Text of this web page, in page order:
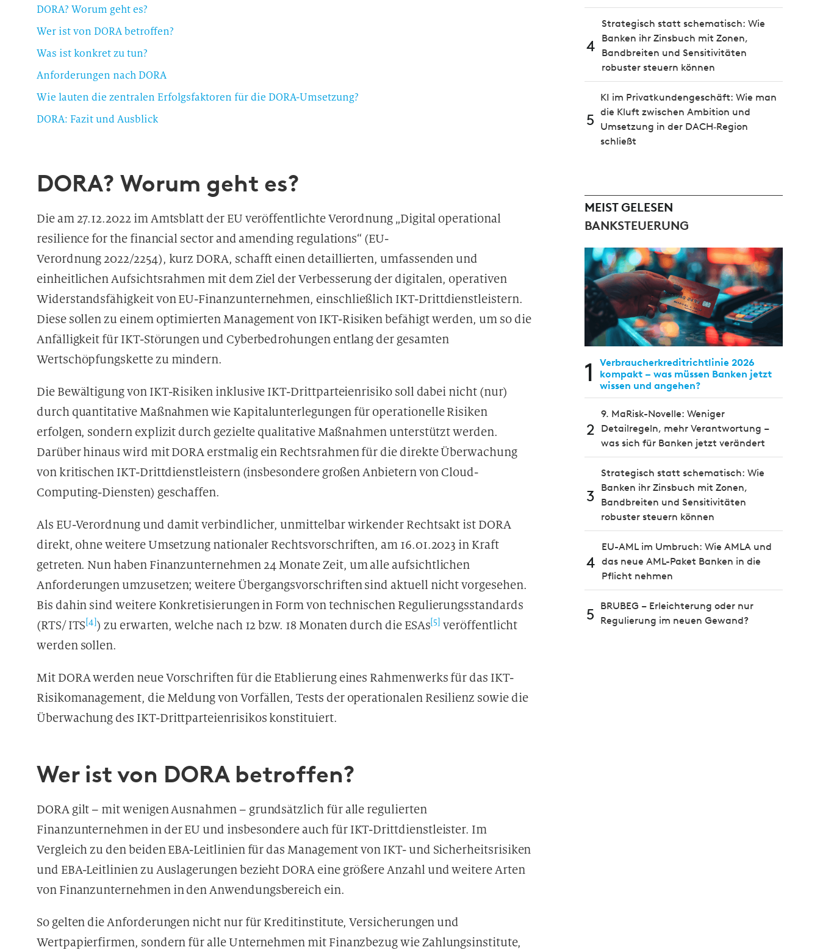
DORA? Worum geht es?
Wer ist von DORA betroffen?
Was ist konkret zu tun?
Anforderungen nach DORA
Wie lauten die zentralen Erfolgsfaktoren für die DORA-Umsetzung?
DORA: Fazit und Ausblick
DORA? Worum geht es?
Die am 27.12.2022 im Amtsblatt der EU veröffentlichte Verordnung „Digital operational
resilience for the financial sector and amending regulations“ (EU-
Verordnung 2022/2254), kurz DORA, schafft einen detaillierten, umfassenden und
einheitlichen Aufsichtsrahmen mit dem Ziel der Verbesserung der digitalen, operativen
Widerstandsfähigkeit von EU-Finanzunternehmen, einschließlich IKT-Drittdienstleistern.
Diese sollen zu einem optimierten Management von IKT-Risiken befähigt werden, um so die
Anfälligkeit für IKT-Störungen und Cyberbedrohungen entlang der gesamten
Wertschöpfungskette zu mindern.
Die Bewältigung von IKT-Risiken inklusive IKT-Drittparteienrisiko soll dabei nicht (nur)
durch quantitative Maßnahmen wie Kapitalunterlegungen für operationelle Risiken
erfolgen, sondern explizit durch gezielte qualitative Maßnahmen unterstützt werden.
Darüber hinaus wird mit DORA erstmalig ein Rechtsrahmen für die direkte Überwachung
von kritischen IKT-Drittdienstleistern (insbesondere großen Anbietern von Cloud-
Computing-Diensten) geschaffen.
Als EU-Verordnung und damit verbindlicher, unmittelbar wirkender Rechtsakt ist DORA
direkt, ohne weitere Umsetzung nationaler Rechtsvorschriften, am 16.01.2023 in Kraft
getreten. Nun haben Finanzunternehmen 24 Monate Zeit, um alle aufsichtlichen
Anforderungen umzusetzen; weitere Übergangsvorschriften sind aktuell nicht vorgesehen.
Bis dahin sind weitere Konkretisierungen in Form von technischen Regulierungsstandards
(RTS/ ITS[4]) zu erwarten, welche nach 12 bzw. 18 Monaten durch die ESAs[5] veröffentlicht
werden sollen.
Mit DORA werden neue Vorschriften für die Etablierung eines Rahmenwerks für das IKT-
Risikomanagement, die Meldung von Vorfällen, Tests der operationalen Resilienz sowie die
Überwachung des IKT-Drittparteienrisikos konstituiert.
Wer ist von DORA betroffen?
DORA gilt – mit wenigen Ausnahmen – grundsätzlich für alle regulierten
Finanzunternehmen in der EU und insbesondere auch für IKT-Drittdienstleister. Im
Vergleich zu den beiden EBA-Leitlinien für das Management von IKT- und Sicherheitsrisiken
und EBA-Leitlinien zu Auslagerungen bezieht DORA eine größere Anzahl und weitere Arten
von Finanzunternehmen in den Anwendungsbereich ein.
So gelten die Anforderungen nicht nur für Kreditinstitute, Versicherungen und
Wertpapierfirmen, sondern für alle Unternehmen mit Finanzbezug wie Zahlungsinstitute,
4
Strategisch statt schematisch: Wie
Banken ihr Zinsbuch mit Zonen,
Bandbreiten und Sensitivitäten
robuster steuern können
5
KI im Privatkundengeschäft: Wie man
die Kluft zwischen Ambition und
Umsetzung in der DACH‑Region
schließt
MEIST GELESEN
BANKSTEUERUNG
1
Verbraucherkreditrichtlinie 2026
kompakt – was müssen Banken jetzt
wissen und angehen?
2
9. MaRisk-Novelle: Weniger
Detailregeln, mehr Verantwortung –
was sich für Banken jetzt verändert
3
Strategisch statt schematisch: Wie
Banken ihr Zinsbuch mit Zonen,
Bandbreiten und Sensitivitäten
robuster steuern können
4
EU-AML im Umbruch: Wie AMLA und
das neue AML-Paket Banken in die
Pflicht nehmen
5
BRUBEG – Erleichterung oder nur
Regulierung im neuen Gewand?